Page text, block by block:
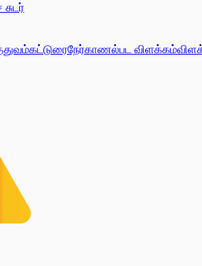
சுடர்
கட்டுரைநேர்காணல்பட விளக்கம்